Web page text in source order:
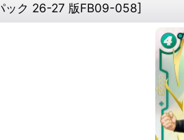
ック 26-27 版FB09-058]